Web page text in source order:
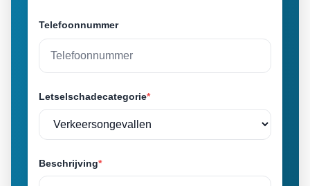
Telefoonnummer
Letselschadecategorie*
Beschrijving*